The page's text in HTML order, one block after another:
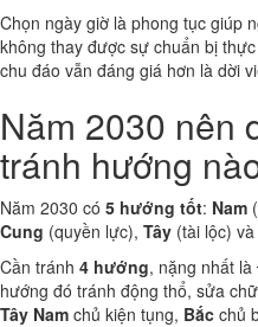
Chọn ngày giờ là phong tục giúp
không thay được sự chuẩn bị
chu đáo vẫn đáng giá hơn là dời
Năm 2030 nên
tránh hướng
Năm 2030 có 5 hướng tốt: Nam
Cung (quyền lực), Tây (tài lộc) và
Cần tránh 4 hướng, nặng nhất là
hướng đó tránh động thổ, sửa
Tây Nam chủ kiện tụng, Bắc chủ